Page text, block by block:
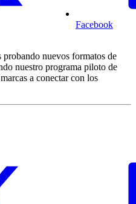
Facebook
nuevos formatos de
nuestro programa piloto de
a conectar con los